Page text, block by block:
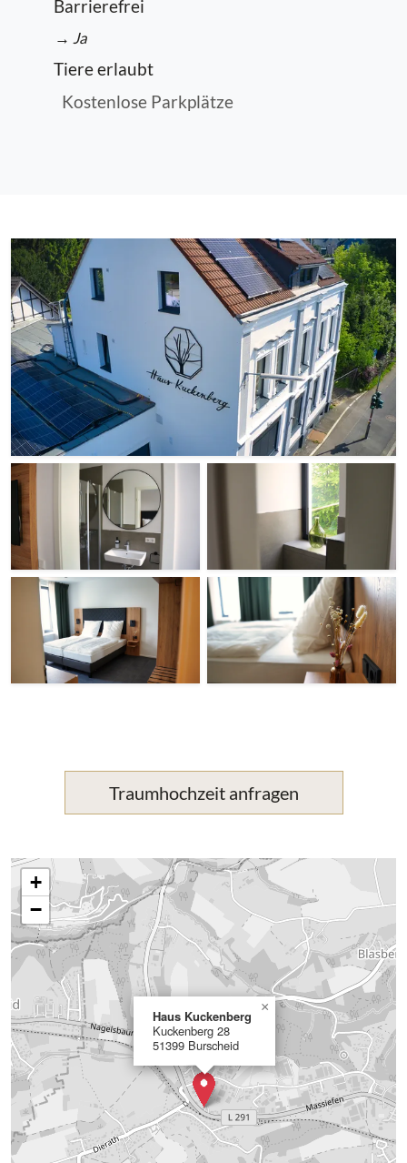
Barrierefrei
→ Ja
Tiere erlaubt
Kostenlose Parkplätze
Traumhochzeit anfragen
Haus Kuckenberg
Kuckenberg 28
51399 Burscheid
×
+
−